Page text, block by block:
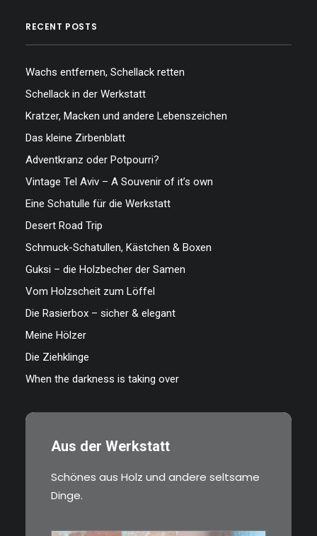
RECENT POSTS
Wachs entfernen, Schellack retten
Schellack in der Werkstatt
Kratzer, Macken und andere Lebenszeichen
Das kleine Zirbenblatt
Adventkranz oder Potpourri?
Vintage Tel Aviv – A Souvenir of it’s own
Eine Schatulle für die Werkstatt
Desert Road Trip
Schmuck-Schatullen, Kästchen & Boxen
Guksi – die Holzbecher der Samen
Vom Holzscheit zum Löffel
Die Rasierbox – sicher & elegant
Meine Hölzer
Die Ziehklinge
When the darkness is taking over
Aus der Werkstatt
Schönes aus Holz und andere seltsame
Dinge.